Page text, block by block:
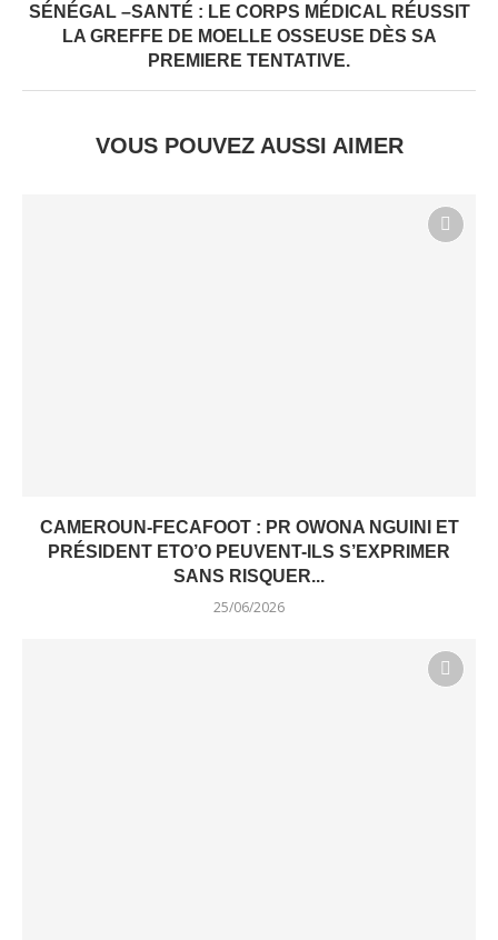
SÉNÉGAL –SANTÉ : LE CORPS MÉDICAL RÉUSSIT
LA GREFFE DE MOELLE OSSEUSE DÈS SA
PREMIERE TENTATIVE.
VOUS POUVEZ AUSSI AIMER
CAMEROUN-FECAFOOT : PR OWONA NGUINI ET
PRÉSIDENT ETO’O PEUVENT-ILS S’EXPRIMER
SANS RISQUER...
25/06/2026